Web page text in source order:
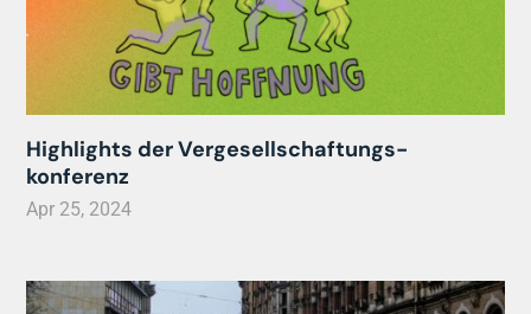
Highlights der Vergesellschaftungs-
konferenz
Apr 25, 2024